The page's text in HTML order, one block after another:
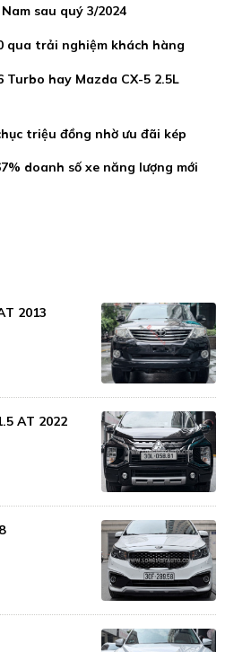
sau quý 3/2024
qua trải nghiệm khách hàng
Turbo hay Mazda CX-5 2.5L
triệu đồng nhờ ưu đãi kép
doanh số xe năng lượng mới
2013
AT 2022